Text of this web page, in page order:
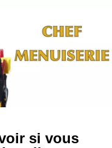
si vous